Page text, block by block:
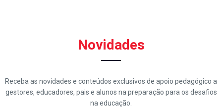
Novidades
Receba as novidades e conteúdos exclusivos de apoio pedagógico a
gestores, educadores, pais e alunos na preparação para os desafios
na educação.